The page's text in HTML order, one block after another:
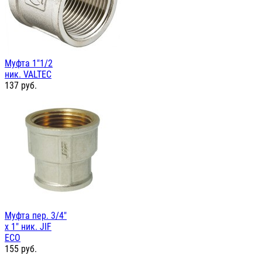
Муфта 1"1/2
ник. VALTEC
137 руб.
Муфта пер. 3/4"
х 1" ник. JIF
ЕСО
155 руб.